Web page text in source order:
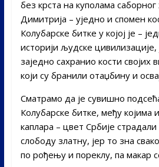
без крста на куполама
Димитрија – уједно и спомен
Колубарске битке у којој је –
историји људске
заједно сахранио кости својих
који су бранили отаџбину и
Сматрамо да је сувишно
Колубарске битке, међу којима
каплара – цвет Србије
слободу златну, јер то зна
по рођењу и пореклу, па макар